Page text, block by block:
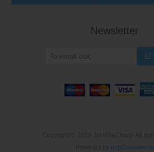
Newsletter
nopCommerce